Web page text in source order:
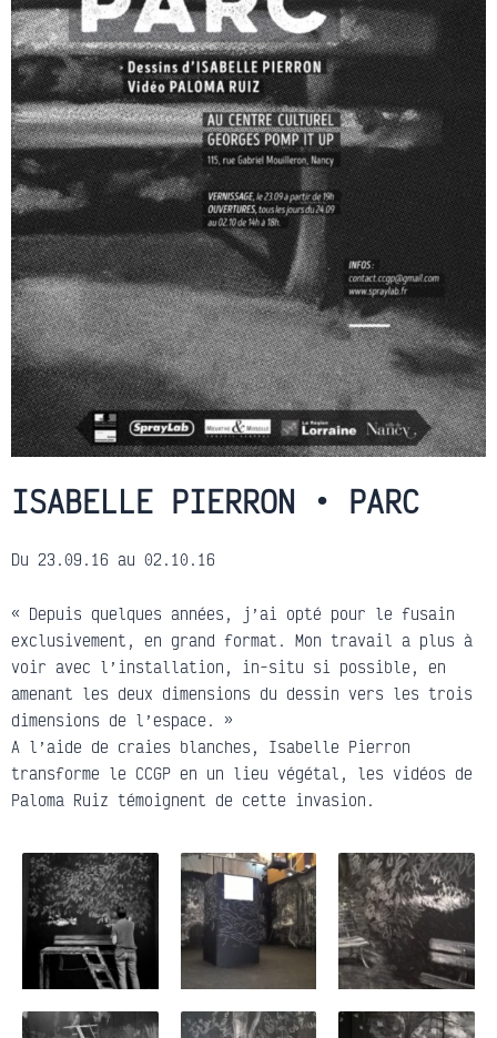
ISABELLE PIERRON • PARC
Du 23.09.16 au 02.10.16
« Depuis quelques années, j’ai opté pour le fusain
exclusivement, en grand format. Mon travail a plus à
voir avec l’installation, in-situ si possible, en
amenant les deux dimensions du dessin vers les trois
dimensions de l’espace. »
A l’aide de craies blanches, Isabelle Pierron
transforme le CCGP en un lieu végétal, les vidéos de
Paloma Ruiz témoignent de cette invasion.